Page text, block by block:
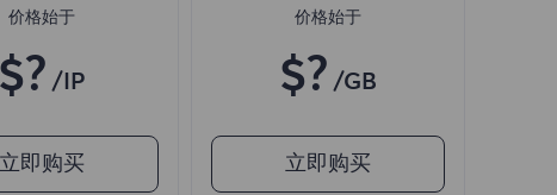
价格始于
$? /IP
立即购买
价格始于
$? /GB
立即购买